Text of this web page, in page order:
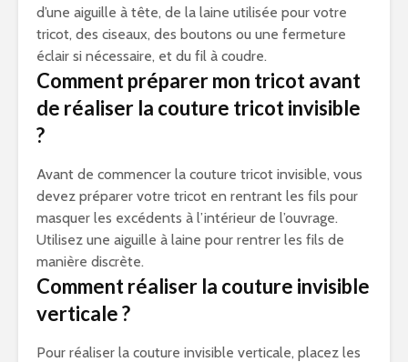
d’une aiguille à tête, de la laine utilisée pour votre
tricot, des ciseaux, des boutons ou une fermeture
éclair si nécessaire, et du fil à coudre.
Comment préparer mon tricot avant
de réaliser la couture tricot invisible
?
Avant de commencer la couture tricot invisible, vous
devez préparer votre tricot en rentrant les fils pour
masquer les excédents à l’intérieur de l’ouvrage.
Utilisez une aiguille à laine pour rentrer les fils de
manière discrète.
Comment réaliser la couture invisible
verticale ?
Pour réaliser la couture invisible verticale, placez les